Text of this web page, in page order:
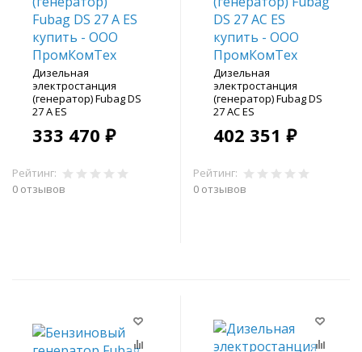
Дизельная
электростанция
(генератор) Fubag DS
27 A ES
333 470 ₽
Рейтинг:
0 отзывов
Дизельная
электростанция
(генератор) Fubag DS
27 AC ES
402 351 ₽
Рейтинг:
0 отзывов